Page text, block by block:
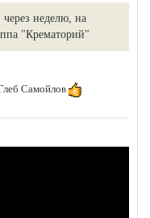
через неделю, на
"Крематорий"
Самойлов